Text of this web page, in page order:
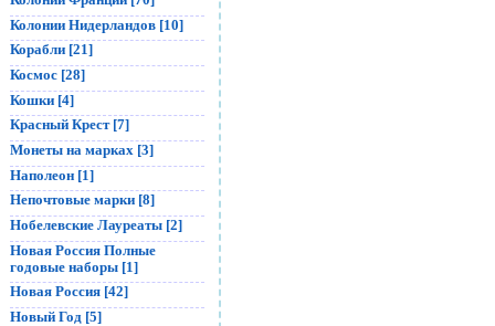
Колонии Нидерландов [10]
Корабли [21]
Космос [28]
Кошки [4]
Красный Крест [7]
Монеты на марках [3]
Наполеон [1]
Непочтовые марки [8]
Нобелевские Лауреаты [2]
Новая Россия Полные
годовые наборы [1]
Новая Россия [42]
Новый Год [5]